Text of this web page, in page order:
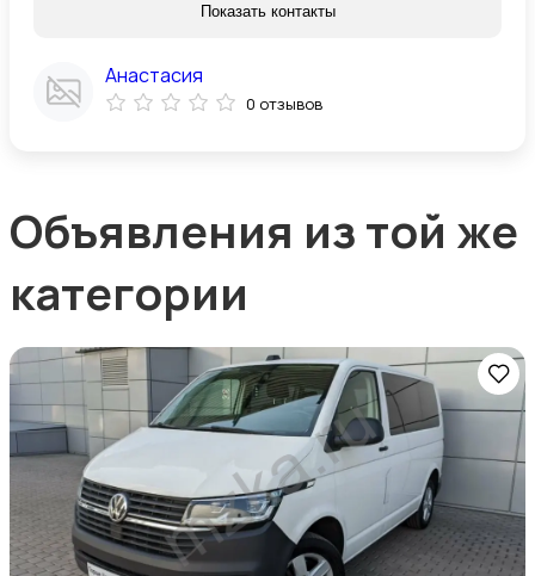
Показать контакты
Анастасия
0 отзывов
Объявления из той же
категории